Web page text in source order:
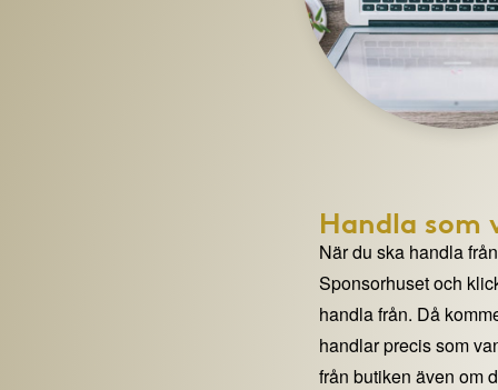
Handla som
När du ska handla
Sponsorhuset och
handla från. Då
handlar precis som
från butiken även om